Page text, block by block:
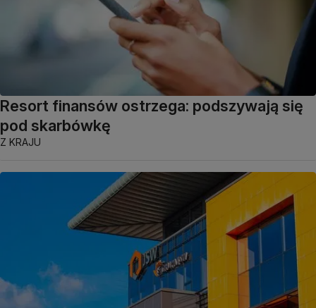
Resort finansów ostrzega: podszywają się
pod skarbówkę
Z KRAJU